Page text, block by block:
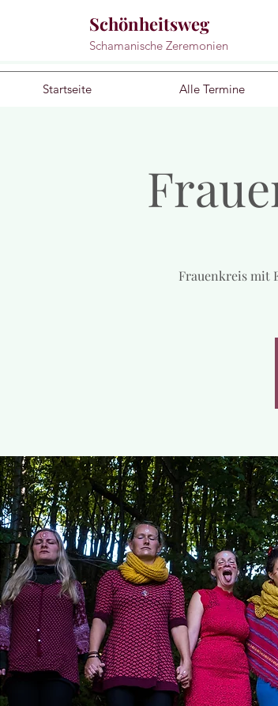
Schönheitsweg
Schamanische Zeremonien
Startseite Alle Termine
Frauenkreis mit